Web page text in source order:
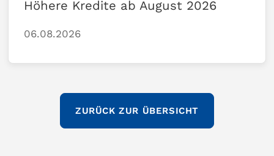
Höhere Kredite ab August 2026
06.08.2026
ZURÜCK ZUR ÜBERSICHT